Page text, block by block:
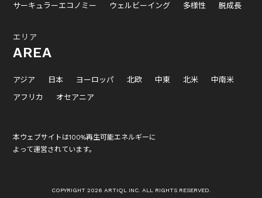
サーキュラーエコノミー
ウェルビーイング 多様性 脱成長
エリア
AREA
アジア 日本 ヨーロッパ 北欧 中東 北米
中南米
アフリカ
オセアニア
本ウェブサイトは100%再生可能エネルギーに
よって運営されています。
COPYRIGHT 2026 ARTIQL INC. ALL RIGHTS RESERVED.